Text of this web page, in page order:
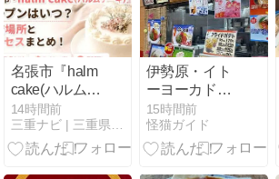
らの店！アク
セス・営業時
間・定休日な
ど(^^)
名張市『halm
cake(ハルムケ
ーキ）』オー
プンはいつ？
開店場所とア
14時間前
三重ナビ | 三重県を中心のグルメ・イベント・お出かけ情報
伊勢原・イト
ーヨーカドー
のポッポの桃
ソフトが美味
しい♪
15時間前
怪猫ガイド